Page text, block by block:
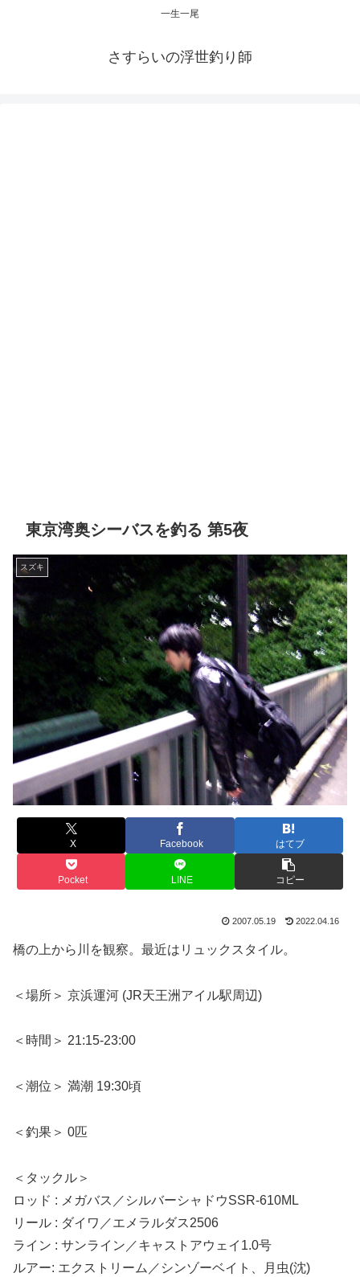
一生一尾
さすらいの浮世釣り師
東京湾奥シーバスを釣る 第5夜
スズキ
X Facebook はてブ
Pocket LINE コピー
2007.05.19 2022.04.16
橋の上から川を観察。最近はリュックスタイル。
＜場所＞ 京浜運河 (JR天王洲アイル駅周辺)
＜時間＞ 21:15-23:00
＜潮位＞ 満潮 19:30頃
＜釣果＞ 0匹
＜タックル＞
ロッド : メガバス／シルバーシャドウSSR-610ML
リール : ダイワ／エメラルダス2506
ライン : サンライン／キャストアウェイ1.0号
ルアー: エクストリーム／シンゾーベイト、月虫(沈)